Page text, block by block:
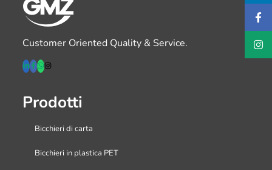
Customer Oriented Quality & Service.
Prodotti
Bicchieri di carta
Bicchieri in plastica PET